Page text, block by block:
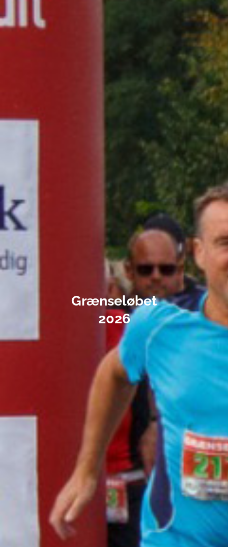
Grænseløbet
2026